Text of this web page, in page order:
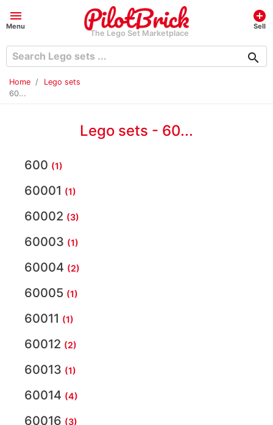
menu
Menu
The Lego Set Marketplace
add_circle
Sell
search
Home
Lego sets
60...
Lego sets - 60...
600 (1)
60001 (1)
60002 (3)
60003 (1)
60004 (2)
60005 (1)
60011 (1)
60012 (2)
60013 (1)
60014 (4)
60016 (3)